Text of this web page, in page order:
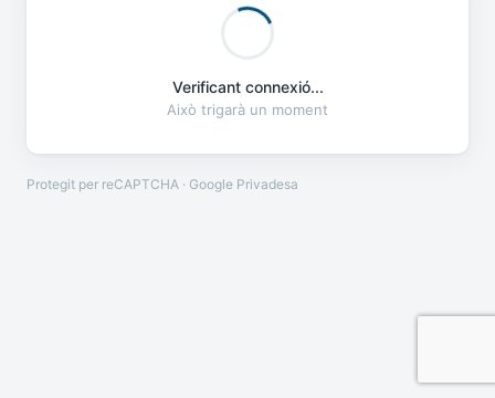
Verificant connexió...
Això trigarà un moment
Protegit per reCAPTCHA · Google Privadesa